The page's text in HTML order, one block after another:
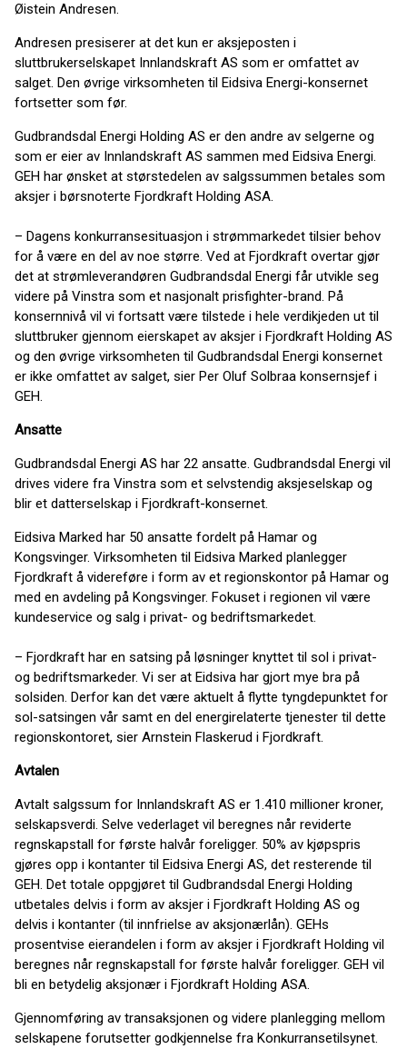
Øistein Andresen.
Andresen presiserer at det kun er aksjeposten i
sluttbrukerselskapet Innlandskraft AS som er omfattet av
salget. Den øvrige virksomheten til Eidsiva Energi-konsernet
fortsetter som før.
Gudbrandsdal Energi Holding AS er den andre av selgerne og
som er eier av Innlandskraft AS sammen med Eidsiva Energi.
GEH har ønsket at størstedelen av salgssummen betales som
aksjer i børsnoterte Fjordkraft Holding ASA.
– Dagens konkurransesituasjon i strømmarkedet tilsier behov
for å være en del av noe større. Ved at Fjordkraft overtar gjør
det at strømleverandøren Gudbrandsdal Energi får utvikle seg
videre på Vinstra som et nasjonalt prisfighter-brand. På
konsernnivå vil vi fortsatt være tilstede i hele verdikjeden ut til
sluttbruker gjennom eierskapet av aksjer i Fjordkraft Holding AS
og den øvrige virksomheten til Gudbrandsdal Energi konsernet
er ikke omfattet av salget, sier Per Oluf Solbraa konsernsjef i
GEH.
Ansatte
Gudbrandsdal Energi AS har 22 ansatte. Gudbrandsdal Energi vil
drives videre fra Vinstra som et selvstendig aksjeselskap og
blir et datterselskap i Fjordkraft-konsernet.
Eidsiva Marked har 50 ansatte fordelt på Hamar og
Kongsvinger. Virksomheten til Eidsiva Marked planlegger
Fjordkraft å videreføre i form av et regionskontor på Hamar og
med en avdeling på Kongsvinger. Fokuset i regionen vil være
kundeservice og salg i privat- og bedriftsmarkedet.
– Fjordkraft har en satsing på løsninger knyttet til sol i privat-
og bedriftsmarkeder. Vi ser at Eidsiva har gjort mye bra på
solsiden. Derfor kan det være aktuelt å flytte tyngdepunktet for
sol-satsingen vår samt en del energirelaterte tjenester til dette
regionskontoret, sier Arnstein Flaskerud i Fjordkraft.
Avtalen
Avtalt salgssum for Innlandskraft AS er 1.410 millioner kroner,
selskapsverdi. Selve vederlaget vil beregnes når reviderte
regnskapstall for første halvår foreligger. 50% av kjøpspris
gjøres opp i kontanter til Eidsiva Energi AS, det resterende til
GEH. Det totale oppgjøret til Gudbrandsdal Energi Holding
utbetales delvis i form av aksjer i Fjordkraft Holding AS og
delvis i kontanter (til innfrielse av aksjonærlån). GEHs
prosentvise eierandelen i form av aksjer i Fjordkraft Holding vil
beregnes når regnskapstall for første halvår foreligger. GEH vil
bli en betydelig aksjonær i Fjordkraft Holding ASA.
Gjennomføring av transaksjonen og videre planlegging mellom
selskapene forutsetter godkjennelse fra Konkurransetilsynet.